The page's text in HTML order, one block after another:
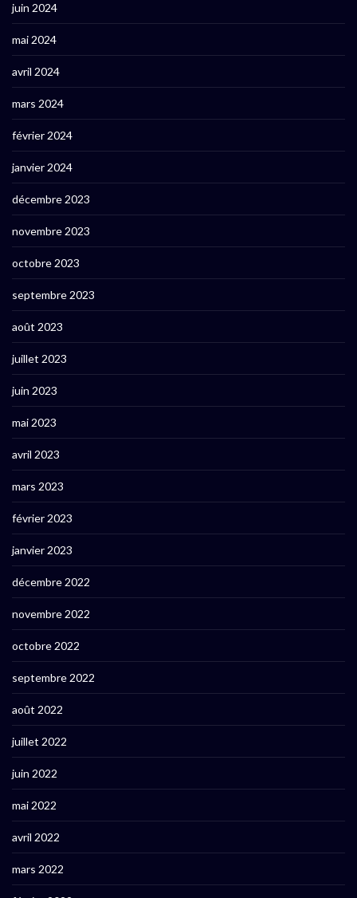
juin 2024
mai 2024
avril 2024
mars 2024
février 2024
janvier 2024
décembre 2023
novembre 2023
octobre 2023
septembre 2023
août 2023
juillet 2023
juin 2023
mai 2023
avril 2023
mars 2023
février 2023
janvier 2023
décembre 2022
novembre 2022
octobre 2022
septembre 2022
août 2022
juillet 2022
juin 2022
mai 2022
avril 2022
mars 2022